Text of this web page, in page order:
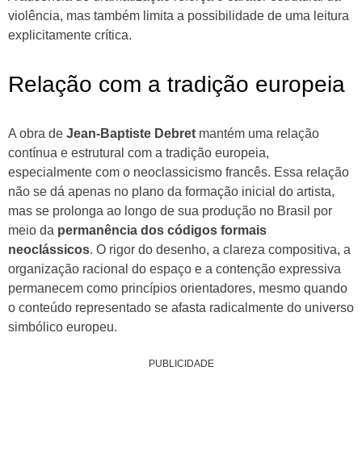
violência, mas também limita a possibilidade de uma leitura
explicitamente crítica.
Relação com a tradição europeia
A obra de Jean-Baptiste Debret mantém uma relação
contínua e estrutural com a tradição europeia,
especialmente com o neoclassicismo francês. Essa relação
não se dá apenas no plano da formação inicial do artista,
mas se prolonga ao longo de sua produção no Brasil por
meio da permanência dos códigos formais
neoclássicos. O rigor do desenho, a clareza compositiva, a
organização racional do espaço e a contenção expressiva
permanecem como princípios orientadores, mesmo quando
o conteúdo representado se afasta radicalmente do universo
simbólico europeu.
PUBLICIDADE